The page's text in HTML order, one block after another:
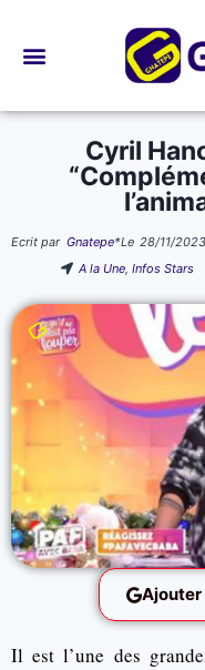
Cyril
Ecrit par Gnatepe*Le 28/11/2023
A la Une,Infos Stars
Ajouter
Il est l’une des